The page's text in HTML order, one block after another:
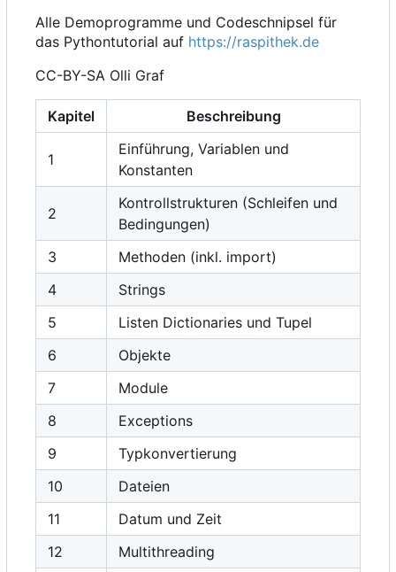
Alle Demoprogramme und Codeschnipsel für
das Pythontutorial auf https://raspithek.de
CC-BY-SA Olli Graf
Kapitel Beschreibung
1
Einführung, Variablen und
Konstanten
2
Kontrollstrukturen (Schleifen und
Bedingungen)
3
Methoden (inkl. import)
4
Strings
5
Listen Dictionaries und Tupel
6
Objekte
7
Module
8
Exceptions
9
Typkonvertierung
10
Dateien
11
Datum und Zeit
12
Multithreading